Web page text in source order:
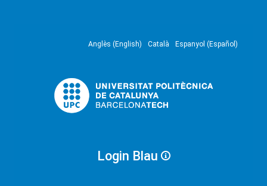
Anglès (English) Català Espanyol (Español)
Login Blau